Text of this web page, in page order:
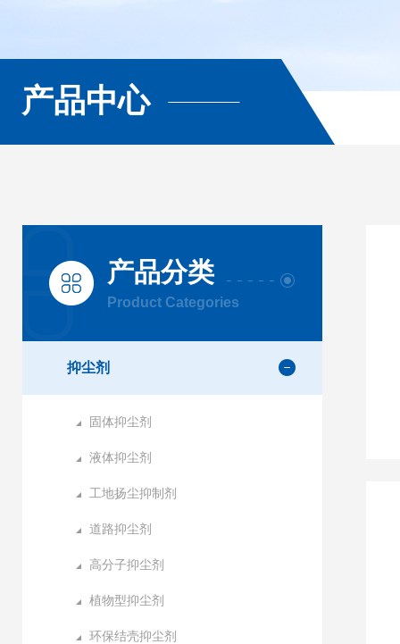
产品中心
产品分类
Product Categories
抑尘剂
固体抑尘剂
液体抑尘剂
工地扬尘抑制剂
道路抑尘剂
高分子抑尘剂
植物型抑尘剂
环保结壳抑尘剂